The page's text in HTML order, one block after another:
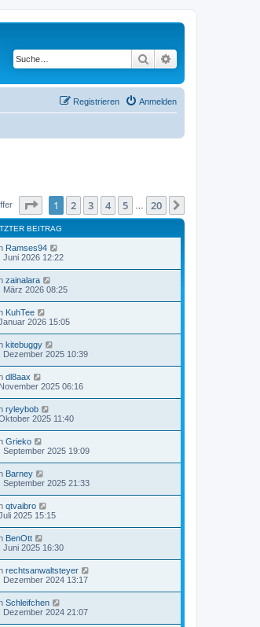
Suche
Anmelden
Registrieren
Seite von20
1 2 3 4 5 20
BEITRAG
Ramses94
Juni 2026 12:22
zainalara
März 2026 08:25
KuhTee
2026 15:05
kitebuggy
Dezember 2025 10:39
dl8aax
2025 06:16
ryleybob
2025 11:40
Grieko
September 2025 19:09
Barney
September 2025 21:33
qtvaibro
2025 15:15
BenOtt
Juni 2025 16:30
rechtsanwaltsteyer
Dezember 2024 13:17
Schleifchen
Dezember 2024 21:07